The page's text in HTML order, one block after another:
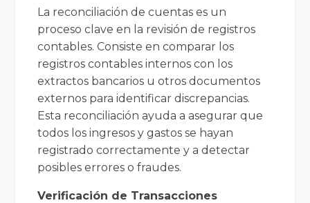
La reconciliación de cuentas es un
proceso clave en la revisión de registros
contables. Consiste en comparar los
registros contables internos con los
extractos bancarios u otros documentos
externos para identificar discrepancias.
Esta reconciliación ayuda a asegurar que
todos los ingresos y gastos se hayan
registrado correctamente y a detectar
posibles errores o fraudes.
Verificación de Transacciones